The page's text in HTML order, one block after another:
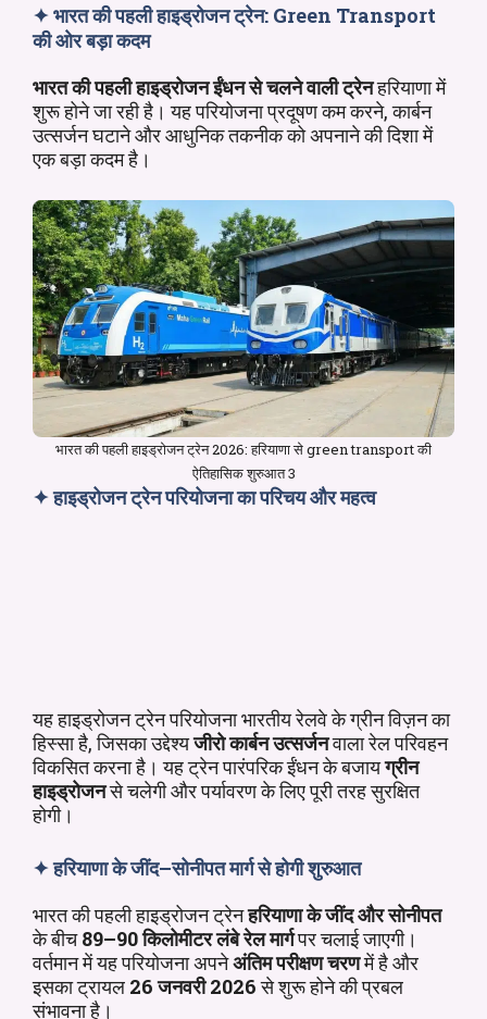
✦भारत की पहली हाइड्रोजन ट्रेन: Green Transport
की ओर बड़ा कदम
भारत की पहली हाइड्रोजन ईंधन से चलने वाली ट्रेनहरियाणा में
शुरू होने जा रही है। यह परियोजना प्रदूषण कम करने, कार्बन
उत्सर्जन घटाने और आधुनिक तकनीक को अपनाने की दिशा में
एक बड़ा कदम है।
भारत की पहली हाइड्रोजन ट्रेन 2026: हरियाणा से green transport की
ऐतिहासिक शुरुआत 3
✦हाइड्रोजन ट्रेनपरियोजना का परिचय और महत्व
यह हाइड्रोजन ट्रेन परियोजना भारतीय रेलवे के ग्रीन विज़न का
हिस्सा है, जिसका उद्देश्यजीरो कार्बन उत्सर्जनवाला रेल परिवहन
विकसित करना है। यह ट्रेन पारंपरिक ईंधन के बजायग्रीन
हाइड्रोजनसे चलेगी और पर्यावरण के लिए पूरी तरह सुरक्षित
होगी।
✦हरियाणा के जींद–सोनीपत मार्ग से होगी शुरुआत
भारत की पहली हाइड्रोजन ट्रेनहरियाणा के जींद और सोनीपत
के बीच89–90 किलोमीटर लंबे रेल मार्गपर चलाई जाएगी।
वर्तमान में यह परियोजना अपनेअंतिम परीक्षण चरणमें है और
इसका ट्रायल 26 जनवरी 2026से शुरू होने की प्रबल
संभावना है।